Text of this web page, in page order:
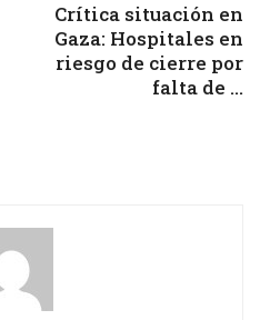
Crítica situación en
Gaza: Hospitales en
riesgo de cierre por
falta de ...